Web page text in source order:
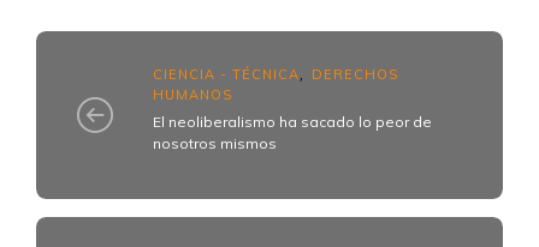
CIENCIA - TÉCNICA
DERECHOS
HUMANOS
El neoliberalismo ha sacado lo peor de
nosotros mismos